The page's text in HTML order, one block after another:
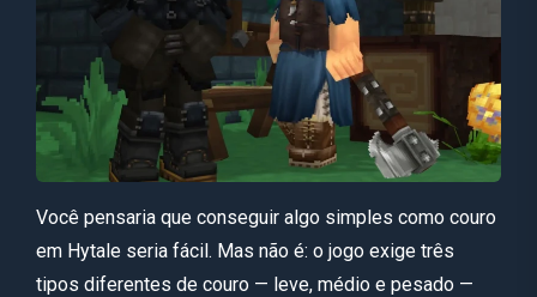
Você pensaria que conseguir algo simples como couro
em Hytale seria fácil. Mas não é: o jogo exige três
tipos diferentes de couro — leve, médio e pesado —